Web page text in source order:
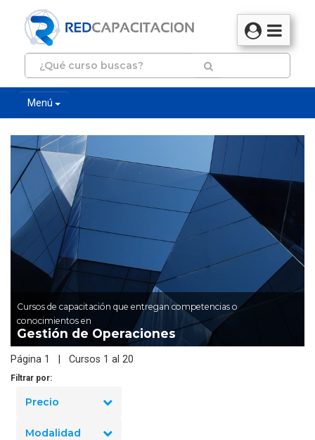
Menú
Cursos de capacitación que entregan competencias o
conocimientos en
Gestión de Operaciones
Página 1 | Cursos 1 al 20
Filtrar por:
Precio
Modalidad